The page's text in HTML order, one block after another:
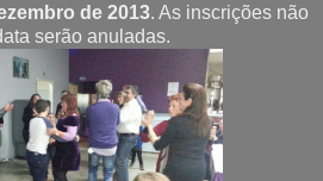
de 2013. As inscrições não
serão anuladas.